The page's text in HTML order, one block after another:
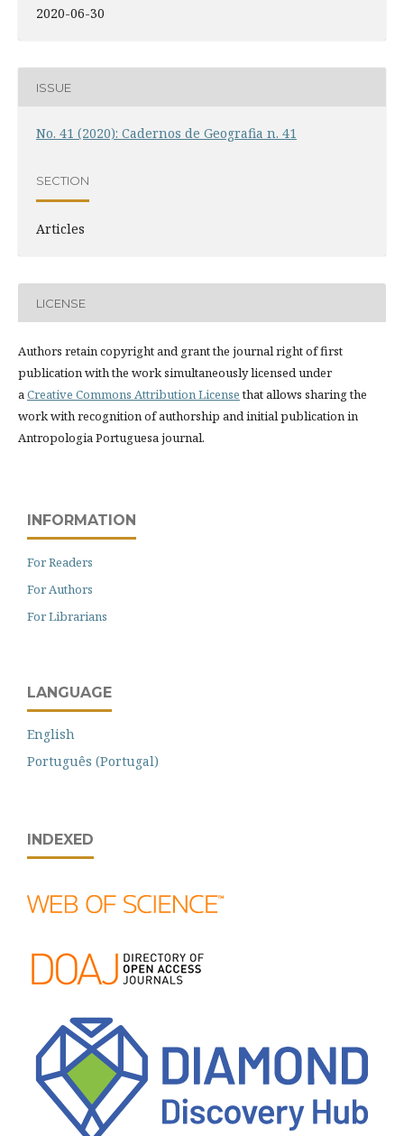
2020-06-30
ISSUE
No. 41 (2020): Cadernos de Geografia n. 41
SECTION
Articles
LICENSE
Authors retain copyright and grant the journal right of first
publication with the work simultaneously licensed under
aCreative Commons Attribution Licensethat allows sharing the
work with recognition of authorship and initial publication in
Antropologia Portuguesa journal.
INFORMATION
For Readers
For Authors
For Librarians
LANGUAGE
English
Português (Portugal)
INDEXED